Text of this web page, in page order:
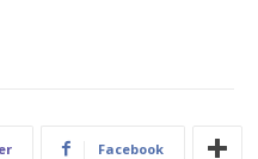
Facebook